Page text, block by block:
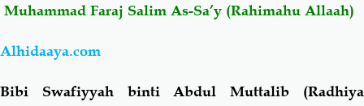
Fataawa Za Ulamaa Kauli Za Salaf
Muhammad Faraj Salim As-Sa’y (Rahimahu Allaah)
Alhidaaya.com
Bibi Swafiyyah binti Abdul Muttalib (Radhiya